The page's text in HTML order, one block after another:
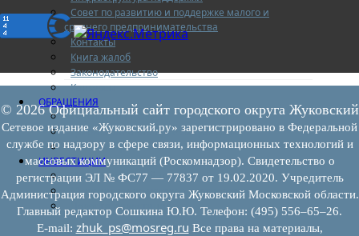
Совет по развитию и поддержке малого и
среднего предпринимательства
Контакты
Книга жалоб
Законодательство
Конкурсы
ОБРАЩЕНИЯ
Обращения граждан
Графики личного приема граждан
Информация
ИНВЕСТИЦИИ
Инвестиционный паспорт
Муниципально-частное партнерство
Новости инвестиций
© 2026 Официальный сайт городского округа Жуковский
Сетевое издание «Жуковский.ру» зарегистрировано в Федеральной
службе по надзору в сфере связи, информационных технологий и
массовых коммуникаций (Роскомнадзор). Свидетельство о
регистрации ЭЛ № ФС77 — 77837 от 19.02.2020. Учредитель
Администрация городского округа Жуковский Московской области.
Главный редактор Сошкина Ю.Ю. Телефон: (495) 556–65–26.
E‑mail: zhuk_ps@mosreg.ru Все права на материалы,